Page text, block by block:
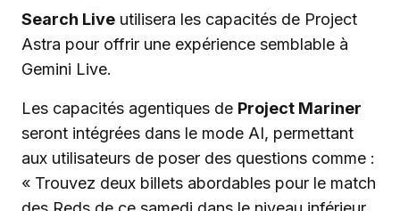
Search Live utilisera les capacités de Project
Astra pour offrir une expérience semblable à
Gemini Live.
Les capacités agentiques de Project Mariner
seront intégrées dans le mode AI, permettant
aux utilisateurs de poser des questions comme :
« Trouvez deux billets abordables pour le match